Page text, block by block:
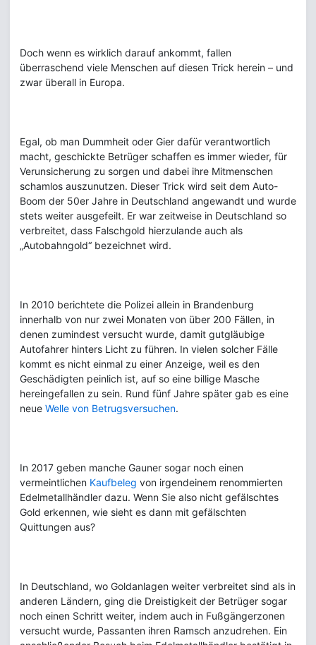
Doch wenn es wirklich darauf ankommt, fallen
überraschend viele Menschen auf diesen Trick herein – und
zwar überall in Europa.
Egal, ob man Dummheit oder Gier dafür verantwortlich
macht, geschickte Betrüger schaffen es immer wieder, für
Verunsicherung zu sorgen und dabei ihre Mitmenschen
schamlos auszunutzen. Dieser Trick wird seit dem Auto-
Boom der 50er Jahre in Deutschland angewandt und wurde
stets weiter ausgefeilt. Er war zeitweise in Deutschland so
verbreitet, dass Falschgold hierzulande auch als
„Autobahngold“ bezeichnet wird.
In 2010 berichtete die Polizei allein in Brandenburg
innerhalb von nur zwei Monaten von über 200 Fällen, in
denen zumindest versucht wurde, damit gutgläubige
Autofahrer hinters Licht zu führen. In vielen solcher Fälle
kommt es nicht einmal zu einer Anzeige, weil es den
Geschädigten peinlich ist, auf so eine billige Masche
hereingefallen zu sein. Rund fünf Jahre später gab es eine
neue Welle von Betrugsversuchen.
In 2017 geben manche Gauner sogar noch einen
vermeintlichen Kaufbeleg von irgendeinem renommierten
Edelmetallhändler dazu. Wenn Sie also nicht gefälschtes
Gold erkennen, wie sieht es dann mit gefälschten
Quittungen aus?
In Deutschland, wo Goldanlagen weiter verbreitet sind als in
anderen Ländern, ging die Dreistigkeit der Betrüger sogar
noch einen Schritt weiter, indem auch in Fußgängerzonen
versucht wurde, Passanten ihren Ramsch anzudrehen. Ein